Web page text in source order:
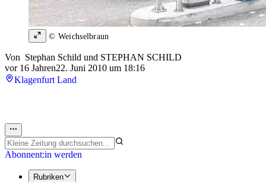
© Weichselbraun
Von Stephan Schild und STEPHAN SCHILD
vor 16 Jahren22. Juni 2010 um 18:16
Klagenfurt Land
Abonnent:in werden
Rubriken